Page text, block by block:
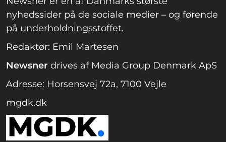
nyhedssider på de sociale medier – og førende
på underholdningsstoffet.
Redaktør: Emil Martesen
Newsner drives af Media Group Denmark ApS
Adresse: Horsensvej 72a, 7100 Vejle
mgdk.dk